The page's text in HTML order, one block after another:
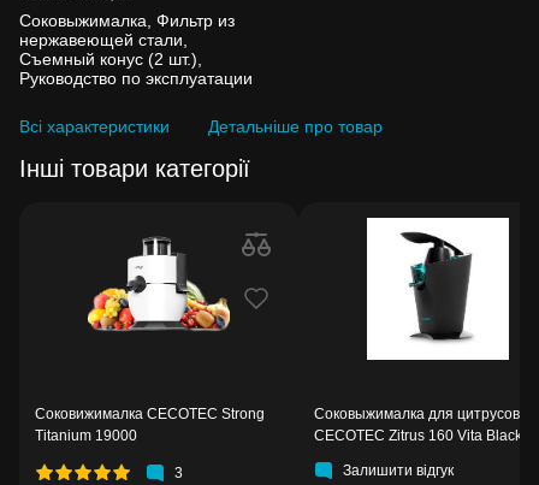
Соковыжималка, Фильтр из
нержавеющей стали,
Съемный конус (2 шт.),
Руководство по эксплуатации
Всі характеристики Детальніше про товар
Інші товари категорії
Соковижималка CECOTEC Strong
Titanium 19000
3
Соковыжималка для цитрусовых
CECOTEC Zitrus 160 Vita Black
Залишити відгук